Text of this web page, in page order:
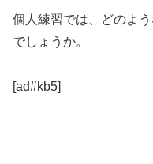
個人練習では、どのよ
でしょうか。
[ad#kb5]